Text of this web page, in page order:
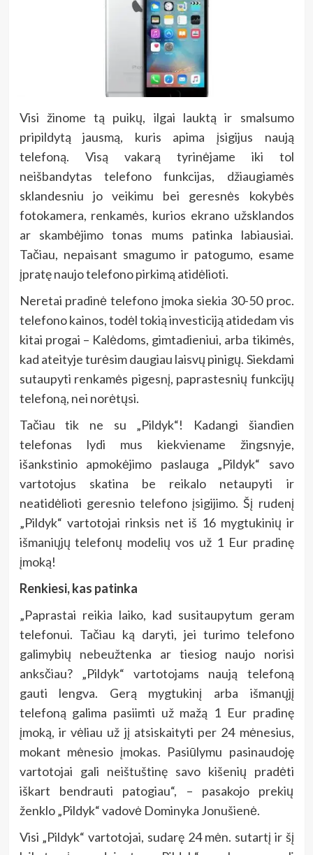
Visi žinome tą puikų, ilgai lauktą ir smalsumo
pripildytą jausmą, kuris apima įsigijus naują
telefoną. Visą vakarą tyrinėjame iki tol
neišbandytas telefono funkcijas, džiaugiamės
sklandesniu jo veikimu bei geresnės kokybės
fotokamera, renkamės, kurios ekrano užsklandos
ar skambėjimo tonas mums patinka labiausiai.
Tačiau, nepaisant smagumo ir patogumo, esame
įpratę naujo telefono pirkimą atidėlioti.
Neretai pradinė telefono įmoka siekia 30-50 proc.
telefono kainos, todėl tokią investiciją atidedam vis
kitai progai – Kalėdoms, gimtadieniui, arba tikimės,
kad ateityje turėsim daugiau laisvų pinigų. Siekdami
sutaupyti renkamės pigesnį, paprastesnių funkcijų
telefoną, nei norėtųsi.
Tačiau tik ne su „Pildyk“! Kadangi šiandien
telefonas lydi mus kiekviename žingsnyje,
išankstinio apmokėjimo paslauga „Pildyk“ savo
vartotojus skatina be reikalo netaupyti ir
neatidėlioti geresnio telefono įsigijimo. Šį rudenį
„Pildyk“ vartotojai rinksis net iš 16 mygtukinių ir
išmaniųjų telefonų modelių vos už 1 Eur pradinę
įmoką!
Renkiesi, kas patinka
„Paprastai reikia laiko, kad susitaupytum geram
telefonui. Tačiau ką daryti, jei turimo telefono
galimybių nebeužtenka ar tiesiog naujo norisi
anksčiau? „Pildyk“ vartotojams naują telefoną
gauti lengva. Gerą mygtukinį arba išmanųjį
telefoną galima pasiimti už mažą 1 Eur pradinę
įmoką, ir vėliau už jį atsiskaityti per 24 mėnesius,
mokant mėnesio įmokas. Pasiūlymu pasinaudoję
vartotojai gali neištuštinę savo kišenių pradėti
iškart bendrauti patogiau“, – pasakojo prekių
ženklo „Pildyk“ vadovė Dominyka Jonušienė.
Visi „Pildyk“ vartotojai, sudarę 24 mėn. sutartį ir šį